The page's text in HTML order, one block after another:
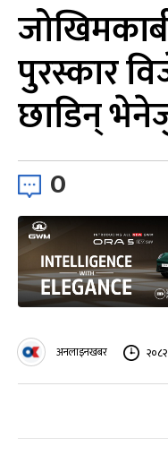
पुरस्कार
छाडिन्
0
अनलाइनखबर